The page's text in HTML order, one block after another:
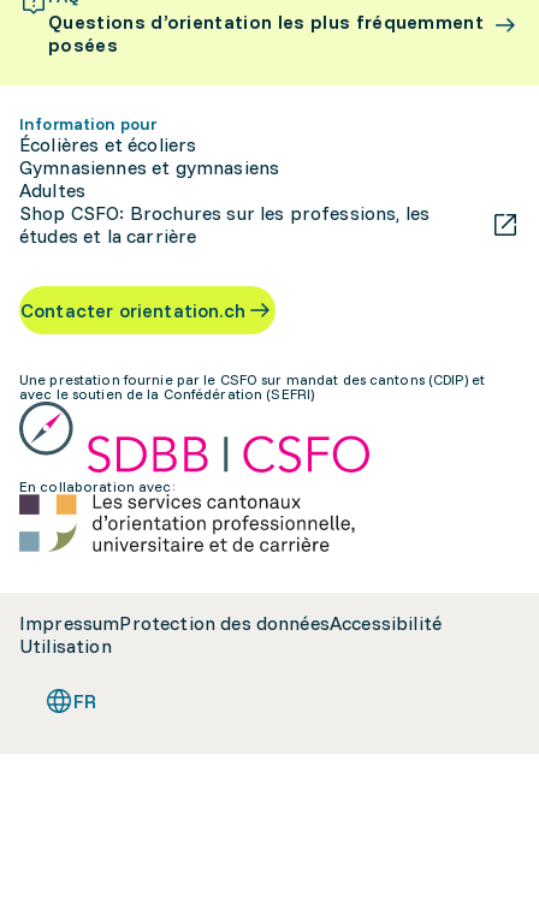
Questions d’orientation les plus fréquemment
posées
Information pour
Écolières et écoliers
Gymnasiennes et gymnasiens
Adultes
Shop CSFO: Brochures sur les professions, les
études et la carrière
Contacter orientation.ch
Une prestation fournie par le CSFO sur mandat des cantons (CDIP) et
avec le soutien de la Confédération (SEFRI)
En collaboration avec:
ImpressumProtection des donnéesAccessibilité
Utilisation
FR